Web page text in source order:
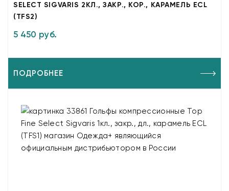
SELECT SIGVARIS 2КЛ., ЗАКР., КОР., КАРАМЕЛЬ ECL
(TFS2)
5 450 руб.
ПОДРОБНЕЕ